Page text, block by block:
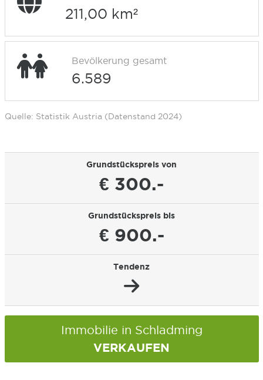
211,00 km²
Bevölkerung gesamt
6.589
Quelle: Statistik Austria (Datenstand 2024)
Grundstückspreis von
€ 300.-
Grundstückspreis bis
€ 900.-
Tendenz
Immobilie in Schladming
VERKAUFEN